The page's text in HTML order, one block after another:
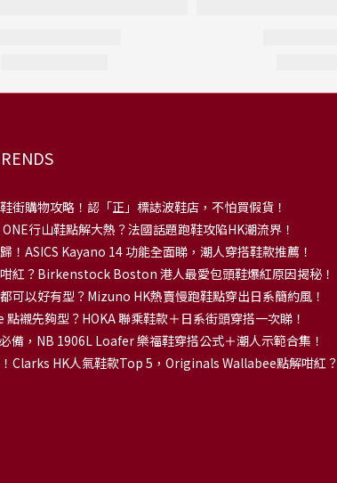
街購物攻略！認「正」標誌波鞋店，不怕買假貨！
ONE行山鞋點解大熱？法國話題跑鞋攻陷HK潮流界！
！ASICS Kayano 14 功能全面睇，潮人穿搭鞋款推薦！
紅？Birkenstock Boston 港人最愛包頭鞋爆紅原因揭秘！
可以好有型？Mizuno HK熱賣慢跑鞋點穿出日系簡約風！
點襯先夠型？HOKA 聯乘鞋款＋日系街頭穿搭一次睇！
備，NB 1906L Loafer 樂福鞋穿搭公式＋潮人示範合集！
Clarks HK人氣鞋款Top 5，Originals Wallabee點解咁紅？